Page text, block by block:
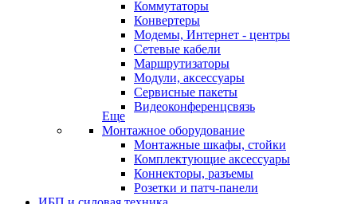
Коммутаторы
Конвертеры
Модемы, Интернет - центры
Сетевые кабели
Маршрутизаторы
Модули, аксессуары
Сервисные пакеты
Видеоконференцсвязь
Еще
Монтажное оборудование
Монтажные шкафы, стойки
Комплектующие аксессуары
Коннекторы, разъемы
Розетки и патч-панели